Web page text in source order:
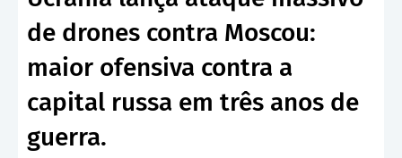
de drones contra Moscou:
maior ofensiva contra a
capital russa em três anos de
guerra.